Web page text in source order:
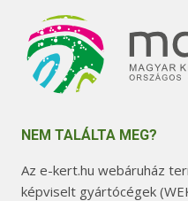
NEM TALÁLTA MEG?
Az e-kert.hu webáruház
képviselt gyártócégek